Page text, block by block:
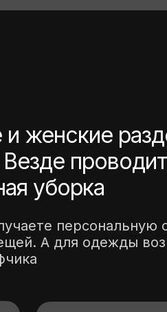
женские
уборка
персональную
А для одежды